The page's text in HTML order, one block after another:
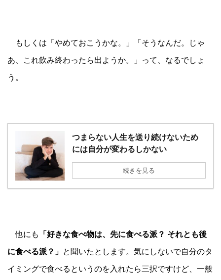
もしくは「やめておこうかな。」「そうなんだ。じゃ
あ、これ飲み終わったら出ようか。」って、なるでしょ
う。
つまらない人生を送り続けないため
には自分が変わるしかない
続きを見る
他にも 「好きな食べ物は、先に食べる派？ それとも後
に食べる派？」 と聞いたとします。気にしないで自分のタ
イミングで食べるというのを入れたら三択ですけど、一般